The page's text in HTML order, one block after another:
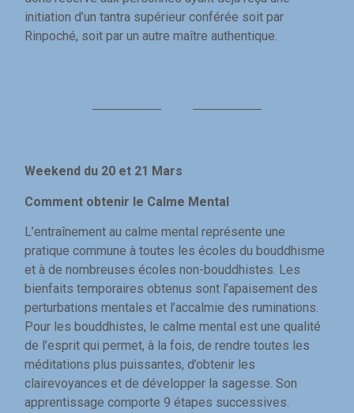
initiation d’un tantra supérieur conférée soit par
Rinpoché, soit par un autre maître authentique.
Weekend du 20 et 21 Mars
Comment obtenir le Calme Mental
L’entraînement au calme mental représente une
pratique commune à toutes les écoles du bouddhisme
et à de nombreuses écoles non-bouddhistes. Les
bienfaits temporaires obtenus sont l’apaisement des
perturbations mentales et l’accalmie des ruminations.
Pour les bouddhistes, le calme mental est une qualité
de l’esprit qui permet, à la fois, de rendre toutes les
méditations plus puissantes, d’obtenir les
clairevoyances et de développer la sagesse. Son
apprentissage comporte 9 étapes successives.